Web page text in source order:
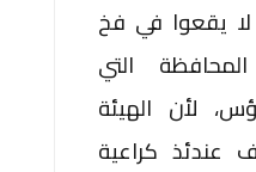
لا يقعوا في فخ
المحافظة التي
لأن الهيئة
عندئذ كراعية